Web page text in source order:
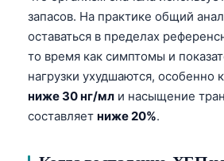
запасов. На практике общий
оставаться в пределах
то время как симптомы и
нагрузки ухудшаются, особенно
ниже 30 нг/мл и насыщение
составляет ниже 20%.
فارسی
Български
Dansk
Nederlands